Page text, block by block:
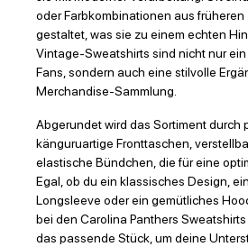
oder Farbkombinationen aus früheren
gestaltet, was sie zu einem echten
Vintage-Sweatshirts sind nicht nur
Fans, sondern auch eine stilvolle
Merchandise-Sammlung.
Abgerundet wird das Sortiment durch
känguruartige Fronttaschen,
elastische Bündchen, die für eine
Egal, ob du ein klassisches Design,
Longsleeve oder ein gemütliches
bei den Carolina Panthers
das passende Stück, um deine